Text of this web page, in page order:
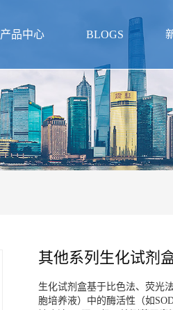
产品中心 BLOGS
其他系列生化试剂
生化试剂盒基于比色法、荧光
胞培养液）中的酶活性（如